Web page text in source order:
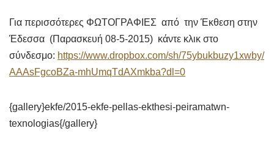
Για περισσότερες ΦΩΤΟΓΡΑΦΙΕΣ από την Έκθεση στην
Έδεσσα (Παρασκευή 08-5-2015) κάντε κλικ στο
σύνδεσμο: https://www.dropbox.com/sh/75ybukbuzy1xwby/
AAAsFgcoBZa-mhUmqTdAXmkba?dl=0
{gallery}ekfe/2015-ekfe-pellas-ekthesi-peiramatwn-
texnologias{/gallery}